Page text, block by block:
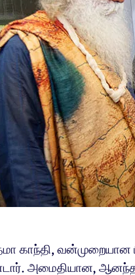
காந்தி, வன்முறையான
அமைதியான,